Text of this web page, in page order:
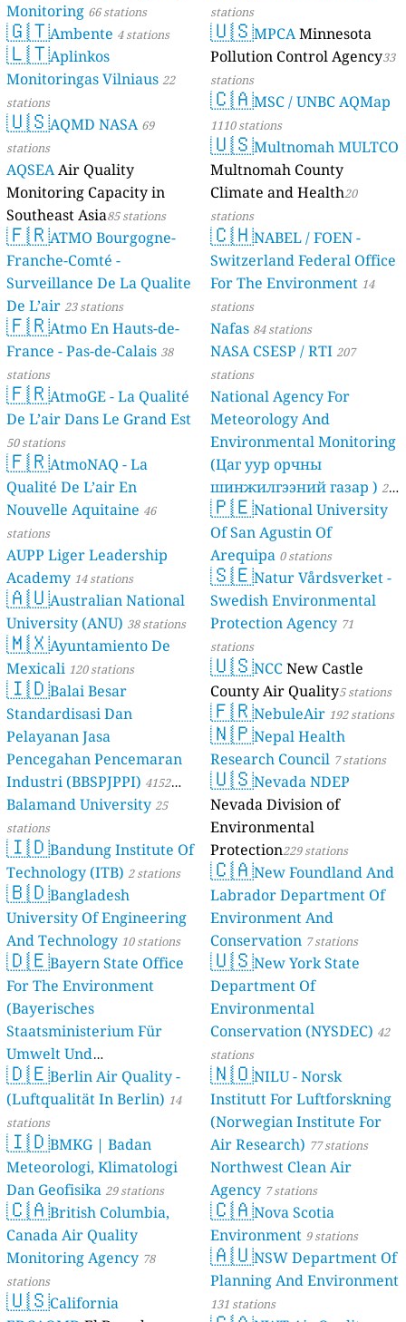
Monitoring 66 stations
🇬🇹Ambente 4 stations
🇱🇹Aplinkos
Monitoringas Vilniaus 22
stations
🇺🇸AQMD NASA 69
stations
AQSEAAir Quality
Monitoring Capacity in
Southeast Asia85 stations
🇫🇷ATMO Bourgogne-
Franche-Comté -
Surveillance De La Qualite
De L’air 23 stations
🇫🇷Atmo En Hauts-de-
France - Pas-de-Calais 38
stations
🇫🇷AtmoGE - La Qualité
De L’air Dans Le Grand Est
50 stations
🇫🇷AtmoNAQ - La
Qualité De L’air En
Nouvelle Aquitaine 46
stations
AUPP Liger Leadership
Academy 14 stations
🇦🇺Australian National
University (ANU) 38 stations
🇲🇽Ayuntamiento De
Mexicali 120 stations
🇮🇩Balai Besar
Standardisasi Dan
Pelayanan Jasa
Pencegahan Pencemaran
Industri (BBSPJPPI) 4152
stations
Balamand University25
stations
🇮🇩Bandung Institute Of
Technology (ITB) 2 stations
🇧🇩Bangladesh
University Of Engineering
And Technology 10 stations
🇩🇪Bayern State Office
For The Environment
(Bayerisches
Staatsministerium Für
Umwelt Und
Verbraucherschutz) - LfU
46 stations
🇩🇪Berlin Air Quality -
(Luftqualität In Berlin) 14
stations
🇮🇩BMKG | Badan
Meteorologi, Klimatologi
Dan Geofisika 29 stations
🇨🇦British Columbia,
Canada Air Quality
Monitoring Agency 78
stations
🇺🇸California
stations
🇺🇸MPCAMinnesota
Pollution Control Agency33
stations
🇨🇦MSC / UNBC AQMap
1110 stations
🇺🇸Multnomah MULTCO
Multnomah County
Climate and Health20
stations
🇨🇭NABEL / FOEN -
Switzerland Federal Office
For The Environment 14
stations
Nafas 84 stations
NASA CSESP / RTI 207
stations
National Agency For
Meteorology And
Environmental Monitoring
(Цаг уур орчны
шинжилгээний газар ) 21
stations
🇵🇪National University
Of San Agustin Of
Arequipa 0 stations
🇸🇪Natur Vårdsverket -
Swedish Environmental
Protection Agency 71
stations
🇺🇸NCCNew Castle
County Air Quality5 stations
🇫🇷NebuleAir 192 stations
🇳🇵Nepal Health
Research Council 7 stations
🇺🇸Nevada NDEP
Nevada Division of
Environmental
Protection229 stations
🇨🇦New Foundland And
Labrador Department Of
Environment And
Conservation 7 stations
🇺🇸New York State
Department Of
Environmental
Conservation (NYSDEC) 42
stations
🇳🇴NILU - Norsk
Institutt For Luftforskning
(Norwegian Institute For
Air Research) 77 stations
Northwest Clean Air
Agency 7 stations
🇨🇦Nova Scotia
Environment 9 stations
🇦🇺NSW Department Of
Planning And Environment
131 stations